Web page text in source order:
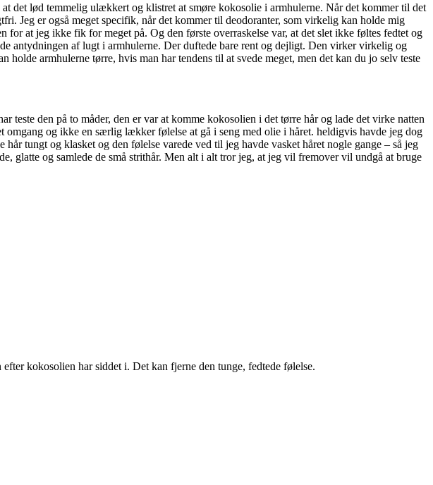
det lød temmelig ulækkert og klistret at smøre kokosolie i armhulerne. Når det kommer til det
Jeg er også meget specifik, når det kommer til deodoranter, som virkelig kan holde mig
at jeg ikke fik for meget på. Og den første overraskelse var, at det slet ikke føltes fedtet og
antydningen af lugt i armhulerne. Der duftede bare rent og dejligt. Den virker virkelig og
armhulerne tørre, hvis man har tendens til at svede meget, men det kan du jo selv teste
teste den på to måder, den er var at komme kokosolien i det tørre hår og lade det virke natten
omgang og ikke en særlig lækker følelse at gå i seng med olie i håret. heldigvis havde jeg dog
tungt og klasket og den følelse varede ved til jeg havde vasket håret nogle gange – så jeg
glatte og samlede de små strithår. Men alt i alt tror jeg, at jeg vil fremover vil undgå at bruge
kokosolien har siddet i. Det kan fjerne den tunge, fedtede følelse.